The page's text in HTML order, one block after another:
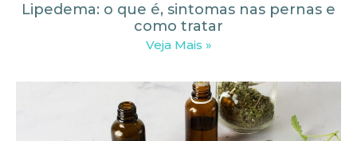
Lipedema: o que é, sintomas nas pernas e
como tratar
Veja Mais »